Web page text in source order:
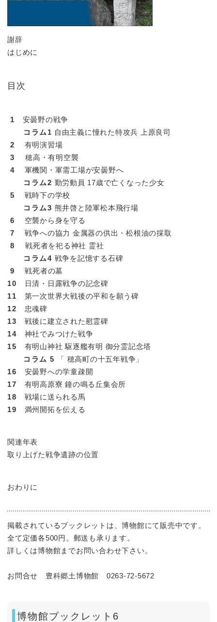
謝辞
はじめに
目次
1 安曇野の戦争
コラム1 自由主義に憧れた特攻兵 上原良司
2 有明演習場
3 穂高・有明空襲
4 軍機関・軍需工場が安曇野へ
コラム2 勤労動員 17歳で亡くなった少女
5 戦時下の学校
コラム3 熊井啓と陸軍松本飛行場
6 空襲から身を守る
7 戦争への協力 金属器の供出・松根油の採取
8 戦死者を祀る神社 霊社
コラム4 戦争を記憶する石碑
9
戦死者の墓
10
日清・日露戦争の記念碑
11 第一次世界大戦後の平和を願う碑
12 忠魂碑
13 戦後に建立された慰霊碑
14 神社でみつけた戦争
15 有明山神社 駆逐艦有明 御分霊記念塔
コラム 5
「 穂高町の十五年戦争」
16 安曇野への学童疎開
17 有明高原寮 鐘の鳴る丘集会所
18 戦場に送られる馬
19 満州開拓を伝える
関連年表
取り上げた戦争遺跡の位置
おわりに
掲載されているブックレットは、博物館にて販売中です。
全て定価各500円。郵送も承ります。
詳しくは博物館までお問い合わせ下さい。
お問合せ 豊科郷土博物館 0263-72-5672
博物館ブックレット6